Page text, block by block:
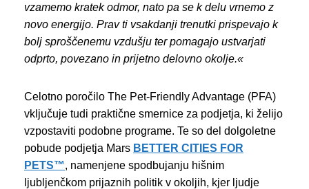
vzamemo kratek odmor, nato pa se k delu vrnemo z
novo energijo. Prav ti vsakdanji trenutki prispevajo k
bolj sproščenemu vzdušju ter pomagajo ustvarjati
odprto, povezano in prijetno delovno okolje.«
Celotno poročilo The Pet-Friendly Advantage (PFA)
vključuje tudi praktične smernice za podjetja, ki želijo
vzpostaviti podobne programe. Te so del dolgoletne
pobude podjetja Mars BETTER CITIES FOR
PETS™, namenjene spodbujanju hišnim
ljubljenčkom prijaznih politik v okoljih, kjer ljudje